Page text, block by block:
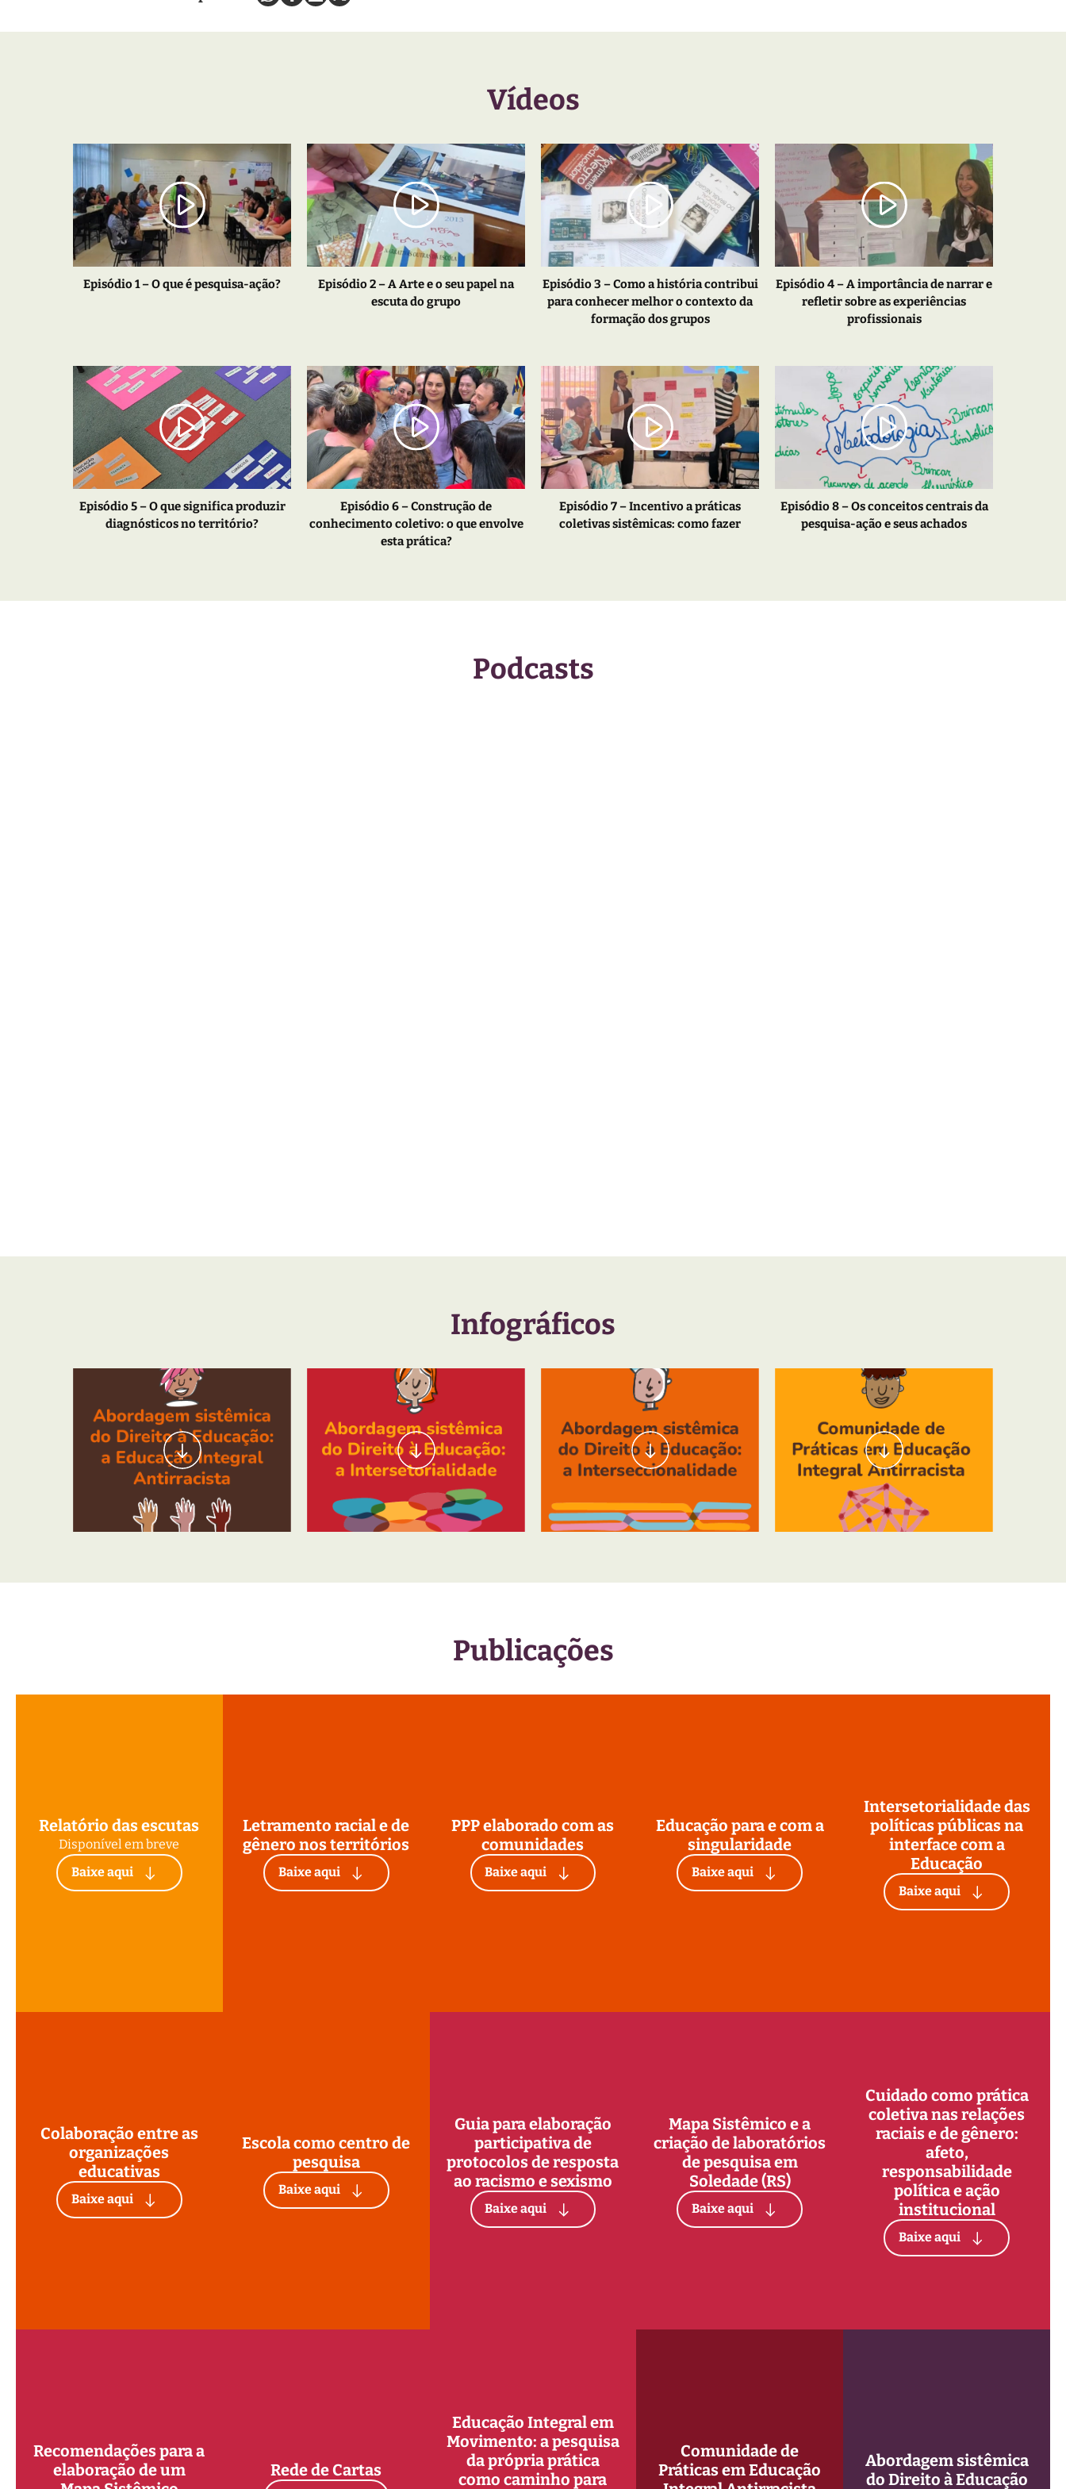
Vídeos
Episódio 1 – O que é pesquisa-ação?
Episódio 2 – A Arte e o seu papel na
escuta do grupo
Episódio 3 – Como a história contribui
para conhecer melhor o contexto da
formação dos grupos
Episódio 4 – A importância de narrar e
refletir sobre as experiências
profissionais
Episódio 5 – O que significa produzir
diagnósticos no território?
Episódio 6 – Construção de
conhecimento coletivo: o que envolve
esta prática?
Episódio 7 – Incentivo a práticas
coletivas sistêmicas: como fazer
Episódio 8 – Os conceitos centrais da
pesquisa-ação e seus achados
Podcasts
Infográficos
Publicações
Relatório das escutas
Disponível em breve
Baixe aqui
Letramento racial e de
gênero nos territórios
Baixe aqui
PPP elaborado com as
comunidades
Baixe aqui
Educação para e com a
singularidade
Baixe aqui
Intersetorialidade das
políticas públicas na
interface com a
Educação
Baixe aqui
Colaboração entre as
organizações
educativas
Baixe aqui
Escola como centro de
pesquisa
Baixe aqui
Guia para elaboração
participativa de
protocolos de resposta
ao racismo e sexismo
Baixe aqui
Mapa Sistêmico e a
criação de laboratórios
de pesquisa em
Soledade (RS)
Baixe aqui
Cuidado como prática
coletiva nas relações
raciais e de gênero:
afeto,
responsabilidade
política e ação
institucional
Baixe aqui
Recomendações para a
elaboração de um
Rede de Cartas
Educação Integral em
Movimento: a pesquisa
da própria prática
como caminho para
Comunidade de
Práticas em Educação
Abordagem sistêmica
do Direito à Educação